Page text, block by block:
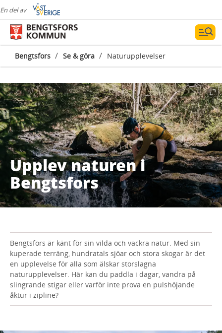
En del av
Bengtsfors / Se & göra / Naturupplevelser
Upplev naturen i
Bengtsfors
Bengtsfors är känt för sin vilda och vackra natur. Med sin
kuperade terräng, hundratals sjöar och stora skogar är det
en upplevelse för alla som älskar storslagna
naturupplevelser. Här kan du paddla i dagar, vandra på
slingrande stigar eller varför inte prova en pulshöjande
åktur i zipline?